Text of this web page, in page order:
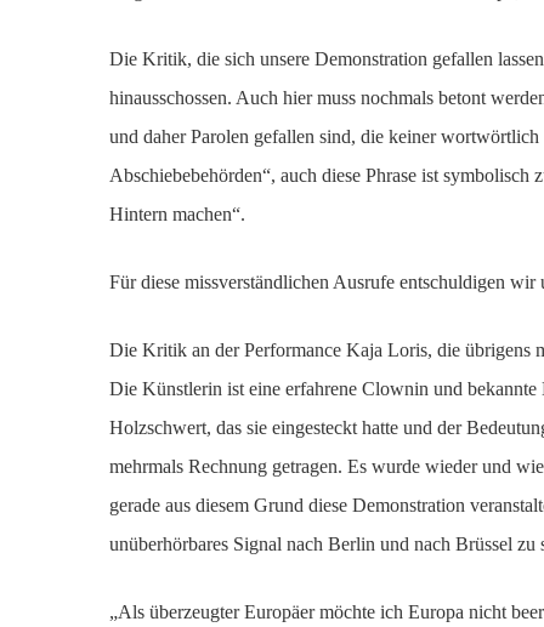
Die Kritik, die sich unsere Demonstration gefallen
hinausschossen. Auch hier muss nochmals betont
und daher Parolen gefallen sind, die keiner
Abschiebebehörden“, auch diese Phrase ist symbolisch
Hintern machen“.
Für diese missverständlichen Ausrufe entschuldigen
Die Kritik an der Performance Kaja Loris, die übrigens
Die Künstlerin ist eine erfahrene Clownin und
Holzschwert, das sie eingesteckt hatte und der
mehrmals Rechnung getragen. Es wurde wieder und
gerade aus diesem Grund diese Demonstration
unüberhörbares Signal nach Berlin und nach Brüssel
„Als überzeugter Europäer möchte ich Europa nicht